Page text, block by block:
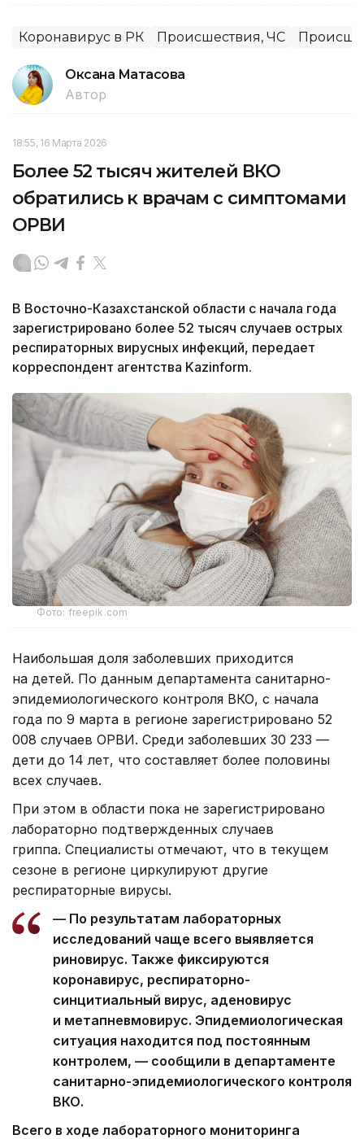
Коронавирус в РК Происшествия, ЧС
Оксана Матасова
Автор
18:55, 16 Марта 2026
Более 52 тысяч жителей ВКО
обратились к врачам с симптомами
ОРВИ
В Восточно-Казахстанской области с начала года
зарегистрировано более 52 тысяч случаев острых
респираторных вирусных инфекций, передает
корреспондент агентства Kazinform.
Фото: freepik.com
Наибольшая доля заболевших приходится
на детей. По данным департамента санитарно-
эпидемиологического контроля ВКО, с начала
года по 9 марта в регионе зарегистрировано 52
008 случаев ОРВИ. Среди заболевших 30 233 —
дети до 14 лет, что составляет более половины
всех случаев.
При этом в области пока не зарегистрировано
лабораторно подтвержденных случаев
гриппа. Специалисты отмечают, что в текущем
сезоне в регионе циркулируют другие
респираторные вирусы.
— По результатам лабораторных
исследований чаще всего выявляется
риновирус. Также фиксируются
коронавирус, респираторно-
синцитиальный вирус, аденовирус
и метапневмовирус. Эпидемиологическая
ситуация находится под постоянным
контролем, — сообщили в департаменте
санитарно-эпидемиологического контроля
ВКО.
Всего в ходе лабораторного мониторинга